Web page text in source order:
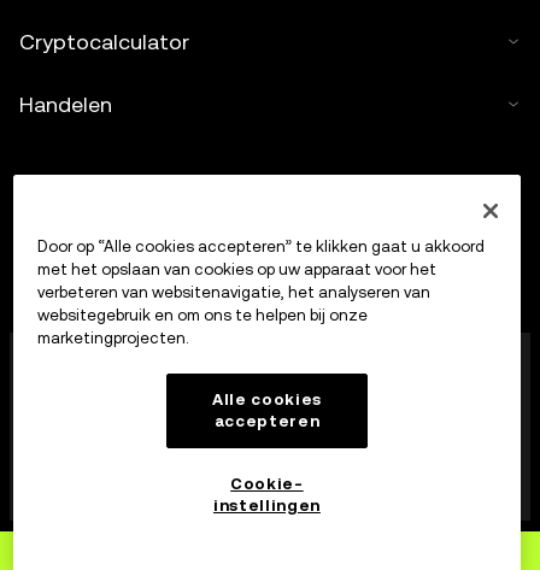
Cryptocalculator
Handelen
opereert, is nu een handelsplatform voor crypto-
bezittingen dat door de MFSA is geautoriseerd als
aanbieder van diensten op het gebied van crypto-
bezittingen op grond van artikel 28 van de Markets in
Crypto-Assets Act (hoofdstuk 647 van de Maltese
Door op “Alle cookies accepteren” te klikken gaat u akkoord
met het opslaan van cookies op uw apparaat voor het
verbeteren van websitenavigatie, het analyseren van
websitegebruik en om ons te helpen bij onze
marketingprojecten.
Alle cookies
accepteren
Cookie-
instellingen